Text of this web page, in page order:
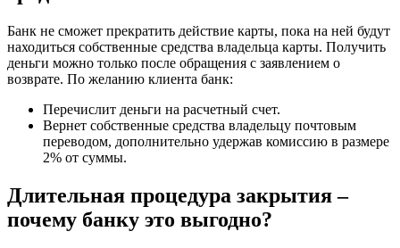
Банк не сможет прекратить действие карты, пока на ней будут
находиться собственные средства владельца карты. Получить
деньги можно только после обращения с заявлением о
возврате. По желанию клиента банк:
Перечислит деньги на расчетный счет.
Вернет собственные средства владельцу почтовым
переводом, дополнительно удержав комиссию в размере
2% от суммы.
Длительная процедура закрытия –
почему банку это выгодно?